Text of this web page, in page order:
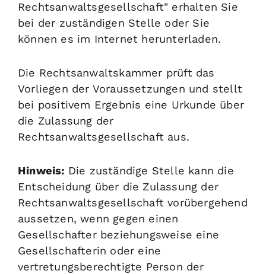
Rechtsanwaltsgesellschaft" erhalten Sie
bei der zuständigen Stelle oder Sie
können es im Internet herunterladen.
Die Rechtsanwaltskammer prüft das
Vorliegen der Voraussetzungen und stellt
bei positivem Ergebnis eine Urkunde über
die Zulassung der
Rechtsanwaltsgesellschaft aus.
Hinweis: Die zuständige Stelle kann die
Entscheidung über die Zulassung der
Rechtsanwaltsgesellschaft vorübergehend
aussetzen, wenn gegen einen
Gesellschafter beziehungsweise eine
Gesellschafterin oder eine
vertretungsberechtigte Person der